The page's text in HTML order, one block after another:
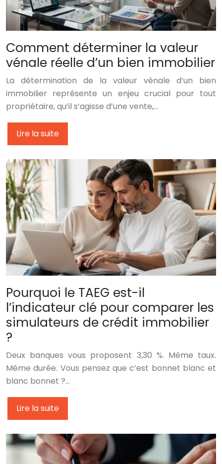
Comment déterminer la valeur
vénale réelle d’un bien immobilier
La détermination de la valeur vénale d’un bien
immobilier représente un enjeu crucial pour tout
propriétaire, qu’il s’agisse d’une vente,…
Lire la suite
Pourquoi le TAEG est-il
l’indicateur clé pour comparer les
simulateurs de crédit immobilier
?
Deux banques vous proposent 3,30 %. Même taux.
Même durée. Vous pensez que c’est bonnet blanc et
blanc bonnet ?…
Lire la suite